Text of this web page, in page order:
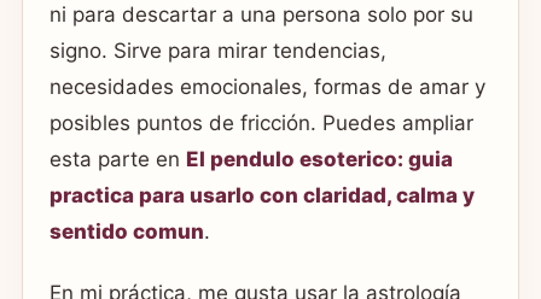
ni para descartar a una persona solo por su
signo. Sirve para mirar tendencias,
necesidades emocionales, formas de amar y
posibles puntos de fricción. Puedes ampliar
esta parte en El pendulo esoterico: guia
practica para usarlo con claridad, calma y
sentido comun.
En mi práctica, me gusta usar la astrología